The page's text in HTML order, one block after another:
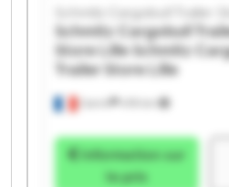
Carvin
Schmitz Cargobull Trailer
Schmitz Cargobull
Store Lille Schmitz
Trailer Store Lille
Information sur
le prix